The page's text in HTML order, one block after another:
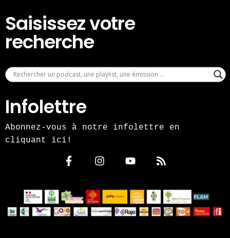
Saisissez votre
recherche
Infolettre
Abonnez-vous à notre infolettre en
cliquant ici!